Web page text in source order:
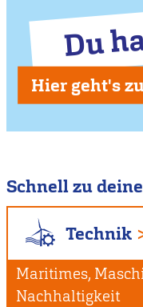
Du
Hier geht's
Schnell zu
Technik
Maritimes,
Nachhaltigkeit